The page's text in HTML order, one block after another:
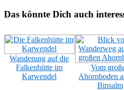
Das könnte Dich auch
Wanderung auf die
Falkenhütte im
Karwendel
Vom
Ahornboden
Binsalm